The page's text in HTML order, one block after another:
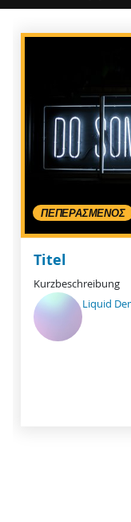
ΠΕΠΕΡΑΣΜΈΝΟΣ
Titel
Kurzbeschreibung
Liquid